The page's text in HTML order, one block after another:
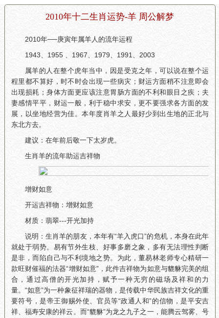
2010年十二生肖运势-羊 周公解梦
2010年──庚寅年属羊人的流年运程
1943、1955 、1967、1979、1991、2003
属羊的人在整个虎年当中，因是受克之年，可以说在整个运
程里都不算好，时不时会出现一些病灾；财运方面稍不注意即会
出现损耗；身体方面更应该注意胃肠方面的不利和眼目之疾；夫
妻感情平平，财运一般，利于稳中求安，更不要强求各方面的发
展，以坐地经营为佳。本年度肖羊之人最好少到出生地的正北与
东北方去。
建议：在年前后敬一下太岁虎。
生肖羊的流年助运吉祥物
增财如意
开运吉祥物：增财如意
材质：翡翠---开光加持
说明：生肖羊的朋友，本年有“羊入虎口”的危机，本身在此年
就处于弱势。易有节外生枝、好事多磨之象，多有无法理性判断
是非，而陷自己与不利境地之势。为此，董易林老师专心精研一
款旺财催福的法器“增财如意”，此件吉祥物为如意与貔貅完美的组
合，通过高僧的开光加持，赋予一种无穷的磁场及祥和的力
量。“如意”为一种象征祥瑞的器物，是传载中华民族吉祥文化的重
要符号，是帝王御赐外使、官员等“政通人和”的信物，是平安吉
祥、福寿安康的祥云。而“貔貅”为龙之九子之一，能腾云驾雾、号